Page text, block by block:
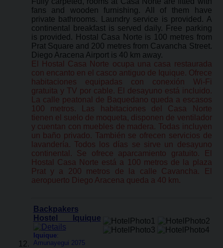
fans and wooden furnishing. All of them have
private bathrooms. Laundry service is provided. A
continental breakfast is served daily. Free parking
is provided. Hostal Casa Norte is 100 metres from
Prat Square and 200 metres from Cavancha Street.
Diego Aracena Airport is 40 km away.
El Hostal Casa Norte ocupa una casa restaurada
con encanto en el casco antiguo de Iquique. Ofrece
habitaciones equipadas con conexión Wi-Fi
gratuita y TV por cable. El desayuno está incluido.
La calle peatonal de Baquedano queda a escasos
100 metros. Las habitaciones del Casa Norte
tienen el suelo de moqueta, disponen de ventilador
y cuentan con muebles de madera. Todas incluyen
un baño privado. También se ofrecen servicios de
lavandería. Todos los días se sirve un desayuno
continental. Se ofrece aparcamiento gratuito. El
Hostal Casa Norte está a 100 metros de la plaza
Prat y a 200 metros de la calle Cavancha. El
aeropuerto Diego Aracena queda a 40 km.
Backpakers
Hostel Iquique
Iquique:
Amunayegui 2075